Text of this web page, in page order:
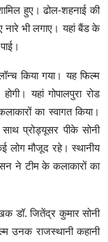
हुए। ढोल-शहनाई की
नारे भी लगाए। यहां बैंड के
किया गया। यह फिल्म
यहां गोपालपुरा रोड
का स्वागत किया।
प्रोड्यूसर पीके सोनी
लोग मौजूद रहे। स्थानीय
ने टीम के कलाकारों का
डॉ. जितेंद्र कुमार सोनी
उनक राजस्थानी कहानी